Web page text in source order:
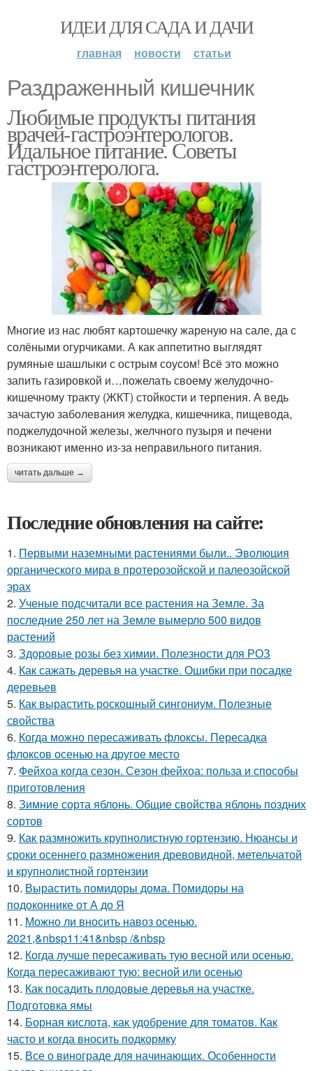
ИДЕИ ДЛЯ САДА И ДАЧИ
главная новости статьи
Раздраженный кишечник
Любимые продукты питания
врачей-гастроэнтерологов.
Идальное питание. Советы
гастроэнтеролога.
Многие из нас любят картошечку жареную на сале, да с
солёными огурчиками. А как аппетитно выглядят
румяные шашлыки с острым соусом! Всё это можно
запить газировкой и…пожелать своему желудочно-
кишечному тракту (ЖКТ) стойкости и терпения. А ведь
зачастую заболевания желудка, кишечника, пищевода,
поджелудочной железы, желчного пузыря и печени
возникают именно из-за неправильного питания.
читать дальше →
Последние обновления на сайте:
1. Первыми наземными растениями были.. Эволюция
органического мира в протерозойской и палеозойской
эрах
2. Ученые подсчитали все растения на Земле. За
последние 250 лет на Земле вымерло 500 видов
растений
3. Здоровые розы без химии. Полезности для РОЗ
4. Как сажать деревья на участке. Ошибки при посадке
деревьев
5. Как вырастить роскошный сингониум. Полезные
свойства
6. Когда можно пересаживать флоксы. Пересадка
флоксов осенью на другое место
7. Фейхоа когда сезон. Сезон фейхоа: польза и способы
приготовления
8. Зимние сорта яблонь. Общие свойства яблонь поздних
сортов
9. Как размножить крупнолистную гортензию. Нюансы и
сроки осеннего размножения древовидной, метельчатой
и крупнолистной гортензии
10. Вырастить помидоры дома. Помидоры на
подоконнике от А до Я
11. Можно ли вносить навоз осенью.
2021,&nbsp11:41&nbsp /&nbsp
12. Когда лучше пересаживать тую весной или осенью.
Когда пересаживают тую: весной или осенью
13. Как посадить плодовые деревья на участке.
Подготовка ямы
14. Борная кислота, как удобрение для томатов. Как
часто и когда вносить подкормку
15. Все о винограде для начинающих. Особенности